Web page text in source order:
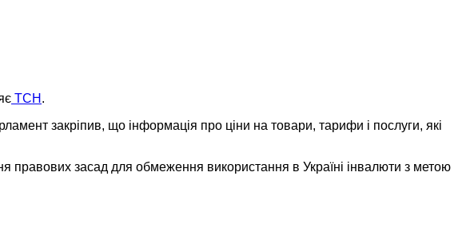
ТСН .
закріпив, що інформація про ціни на товари, тарифи і послуги, які
правових засад для обмеження використання в Україні інвалюти з метою